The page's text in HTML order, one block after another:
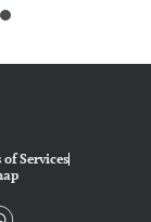
of Services